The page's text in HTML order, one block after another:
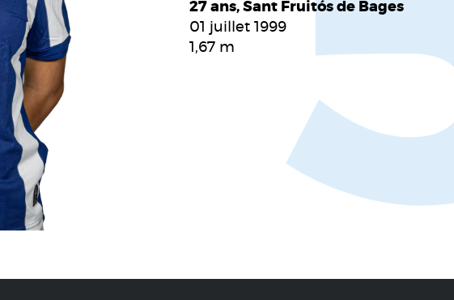
27 ans, Sant Fruitós de Bages
01 juillet 1999
1,67 m